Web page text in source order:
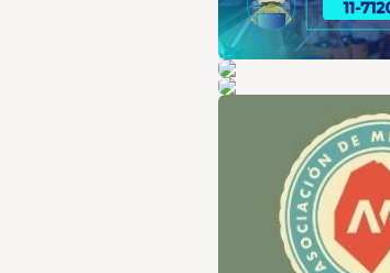
Pilar
Pilar HCD
Asociación de